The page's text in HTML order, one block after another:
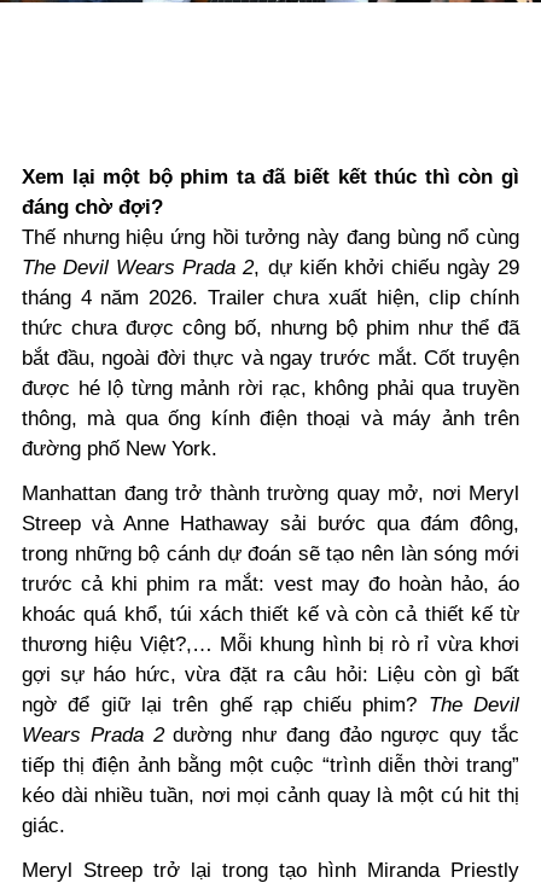
Xem lại một bộ phim ta đã biết kết thúc thì còn gì
đáng chờ đợi?
Thế nhưng hiệu ứng hồi tưởng này đang bùng nổ cùng
The Devil Wears Prada 2, dự kiến khởi chiếu ngày 29
tháng 4 năm 2026. Trailer chưa xuất hiện, clip chính
thức chưa được công bố, nhưng bộ phim như thể đã
bắt đầu, ngoài đời thực và ngay trước mắt. Cốt truyện
được hé lộ từng mảnh rời rạc, không phải qua truyền
thông, mà qua ống kính điện thoại và máy ảnh trên
đường phố New York.
Manhattan đang trở thành trường quay mở, nơi Meryl
Streep và Anne Hathaway sải bước qua đám đông,
trong những bộ cánh dự đoán sẽ tạo nên làn sóng mới
trước cả khi phim ra mắt: vest may đo hoàn hảo, áo
khoác quá khổ, túi xách thiết kế và còn cả thiết kế từ
thương hiệu Việt?,… Mỗi khung hình bị rò rỉ vừa khơi
gợi sự háo hức, vừa đặt ra câu hỏi: Liệu còn gì bất
ngờ để giữ lại trên ghế rạp chiếu phim? The Devil
Wears Prada 2dường như đang đảo ngược quy tắc
tiếp thị điện ảnh bằng một cuộc “trình diễn thời trang”
kéo dài nhiều tuần, nơi mọi cảnh quay là một cú hit thị
giác.
Meryl Streep trở lại trong tạo hình Miranda Priestly